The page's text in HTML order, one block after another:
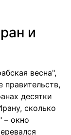
и
весна",
правительств,
десятки
сколько
– окно